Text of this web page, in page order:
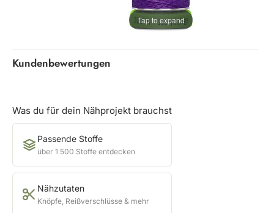
Tap to expand
Kundenbewertungen
Was du für dein Nähprojekt brauchst
Passende Stoffe
über 1 500 Stoffe entdecken
Nähzutaten
Knöpfe, Reißverschlüsse & mehr